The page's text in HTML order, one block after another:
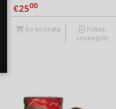
€2500
Do koszyka
Pokaż
szczegóły